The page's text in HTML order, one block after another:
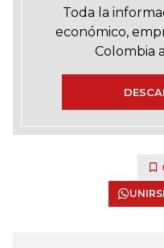
Toda la
económico,
Colombia